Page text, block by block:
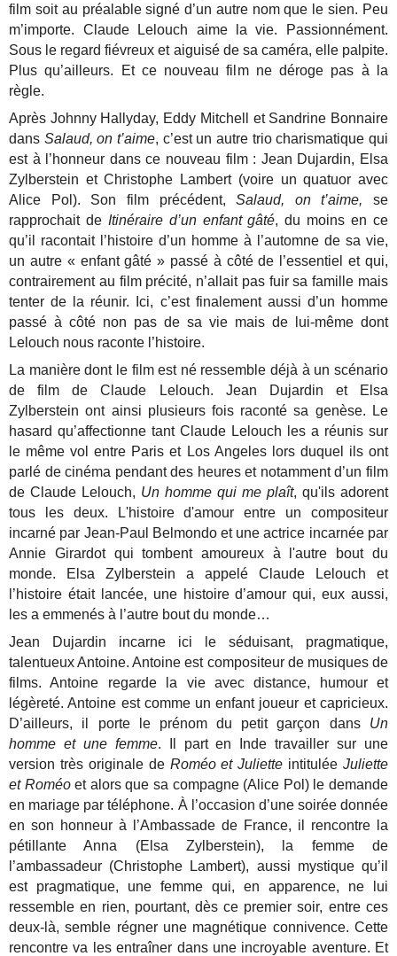
film soit au préalable signé d’un autre nom que le sien. Peu
m’importe. Claude Lelouch aime la vie. Passionnément.
Sous le regard fiévreux et aiguisé de sa caméra, elle palpite.
Plus qu’ailleurs. Et ce nouveau film ne déroge pas à la
règle.
Après Johnny Hallyday, Eddy Mitchell et Sandrine Bonnaire
dans Salaud, on t’aime, c’est un autre trio charismatique qui
est à l’honneur dans ce nouveau film : Jean Dujardin, Elsa
Zylberstein et Christophe Lambert (voire un quatuor avec
Alice Pol). Son film précédent,Salaud, on t’aime, se
rapprochait de Itinéraire d’un enfant gâté, du moins en ce
qu’il racontait l’histoire d’un homme à l’automne de sa vie,
un autre « enfant gâté » passé à côté de l’essentiel et qui,
contrairement au film précité, n’allait pas fuir sa famille mais
tenter de la réunir. Ici, c’est finalement aussi d’un homme
passé à côté non pas de sa vie mais de lui-même dont
Lelouch nous raconte l’histoire.
La manière dont le film est né ressemble déjà à un scénario
de film de Claude Lelouch. Jean Dujardin et Elsa
Zylberstein ont ainsi plusieurs fois raconté sa genèse. Le
hasard qu’affectionne tant Claude Lelouch les a réunis sur
le même vol entre Paris et Los Angeles lors duquel ils ont
parlé de cinéma pendant des heures et notamment d’un film
de Claude Lelouch, Un homme qui me plaît, qu'ils adorent
tous les deux. L'histoire d'amour entre un compositeur
incarné par Jean-Paul Belmondo et une actrice incarnée par
Annie Girardot qui tombent amoureux à l'autre bout du
monde. Elsa Zylberstein a appelé Claude Lelouch et
l’histoire était lancée, une histoire d’amour qui, eux aussi,
les a emmenés à l’autre bout du monde…
Jean Dujardin incarne ici le séduisant, pragmatique,
talentueux Antoine. Antoine est compositeur de musiques de
films. Antoine regarde la vie avec distance, humour et
légèreté. Antoine est comme un enfant joueur et capricieux.
D’ailleurs, il porte le prénom du petit garçon dans Un
homme et une femme. Il part en Inde travailler sur une
version très originale de Roméo et Juliette intitulée Juliette
et Roméoet alors que sa compagne (Alice Pol) le demande
en mariage par téléphone. À l’occasion d’une soirée donnée
en son honneur à l’Ambassade de France, il rencontre la
pétillante Anna (Elsa Zylberstein), la femme de
l’ambassadeur (Christophe Lambert), aussi mystique qu’il
est pragmatique, une femme qui, en apparence, ne lui
ressemble en rien, pourtant, dès ce premier soir, entre ces
deux-là, semble régner une magnétique connivence. Cette
rencontre va les entraîner dans une incroyable aventure. Et